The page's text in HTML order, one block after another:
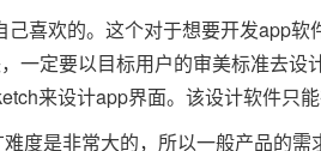
喜欢的。这个对于想要开发app
一定要以目标用户的审美标准去设
来设计app界面。该设计软件只
度是非常大的，所以一般产品的